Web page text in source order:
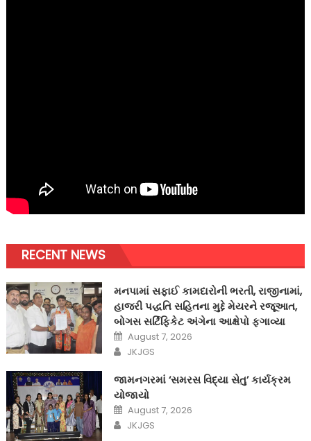
RECENT NEWS
મનપામાં સફાઈ કામદારોની ભરતી, રાજીનામાં,
હાજરી પદ્ધતિ સહિતના મુદ્દે મેયરને રજૂઆત,
બોગસ સર્ટિફિકેટ અંગેના આક્ષેપો ફગાવ્યા
Posted
on
August 7, 2026
Author
JKJGS
જામનગરમાં ‘સમરસ વિદ્યા સેતુ’ કાર્યક્રમ
યોજાયો
Posted
on
August 7, 2026
Author
JKJGS